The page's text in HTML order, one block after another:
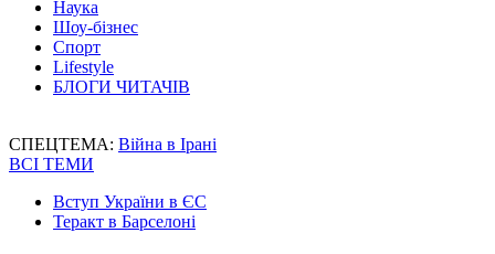
Наука
Шоу-бізнес
Спорт
Lifestyle
БЛОГИ ЧИТАЧІВ
СПЕЦТЕМА: Війна в Ірані
ВСІ ТЕМИ
Вступ України в ЄС
Теракт в Барселоні